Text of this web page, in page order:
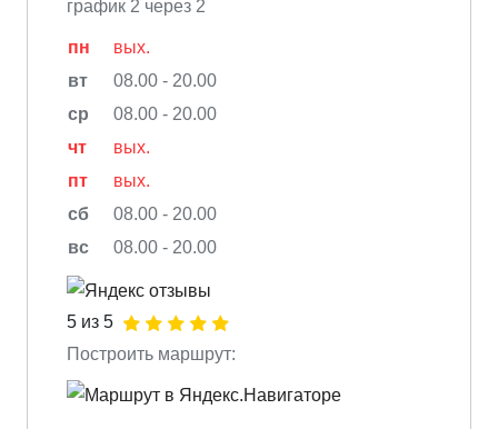
график 2 через 2
пн
вых.
вт
08.00 - 20.00
ср
08.00 - 20.00
чт
вых.
пт
вых.
сб
08.00 - 20.00
вс
08.00 - 20.00
5 из 5
Построить маршрут: